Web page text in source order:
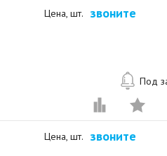
Цена, шт. звоните
Под
Цена, шт. звоните